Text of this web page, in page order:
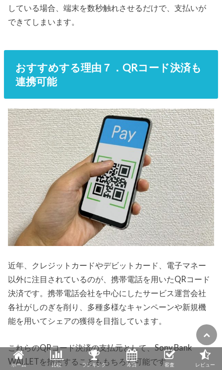
している場合、端末を数秒触れさせるだけで、支払いが
できてしまいます。
おすすめする理由７．QRコード決済も
連携可能
近年、クレジットカードやデビットカード、電子マネー
以外に注目されているのが、携帯電話を用いたQRコード
決済です。携帯電話会社を中心にしたサービス運営会社
各社がしのぎを削り、多種多様なキャンペーンや新規機
能を用いてシェアの獲得を目指しています。
これらのQRコード決済の支払元として、Sony Bank
WALLETを指定することももちろん可能です。
ホーム 比較 ランキング 即日 審査 レビュー